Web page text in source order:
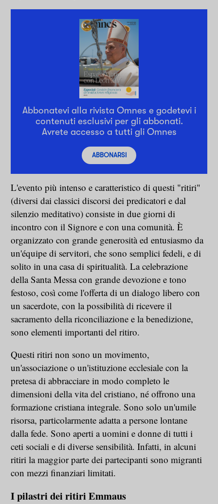
Abbonatevi alla rivista Omnes e godetevi i
contenuti esclusivi per gli abbonati.
Avrete accesso a tutti gli Omnes
ABBONARSI
L'evento più intenso e caratteristico di questi "ritiri"
(diversi dai classici discorsi dei predicatori e dal
silenzio meditativo) consiste in due giorni di
incontro con il Signore e con una comunità. È
organizzato con grande generosità ed entusiasmo da
un'équipe di servitori, che sono semplici fedeli, e di
solito in una casa di spiritualità. La celebrazione
della Santa Messa con grande devozione e tono
festoso, così come l'offerta di un dialogo libero con
un sacerdote, con la possibilità di ricevere il
sacramento della riconciliazione e la benedizione,
sono elementi importanti del ritiro.
Questi ritiri non sono un movimento,
un'associazione o un'istituzione ecclesiale con la
pretesa di abbracciare in modo completo le
dimensioni della vita del cristiano, né offrono una
formazione cristiana integrale. Sono solo un'umile
risorsa, particolarmente adatta a persone lontane
dalla fede. Sono aperti a uomini e donne di tutti i
ceti sociali e di diverse sensibilità. Infatti, in alcuni
ritiri la maggior parte dei partecipanti sono migranti
con mezzi finanziari limitati.
I pilastri dei ritiri Emmaus